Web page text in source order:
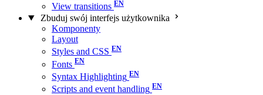
View transitions
Zbuduj swój interfejs użytkownika
Komponenty
Layout
Styles and CSS
Fonts
Syntax Highlighting
Scripts and event handling